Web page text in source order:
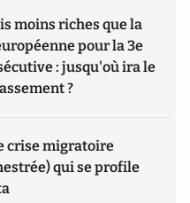
moins riches que la
pour la 3e
: jusqu'où ira le
?
crise migratoire
qui se profile